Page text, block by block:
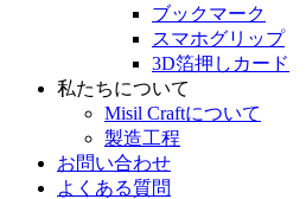
ブックマーク
スマホグリップ
3D箔押しカード
私たちについて
Misil Craftについて
製造工程
お問い合わせ
よくある質問